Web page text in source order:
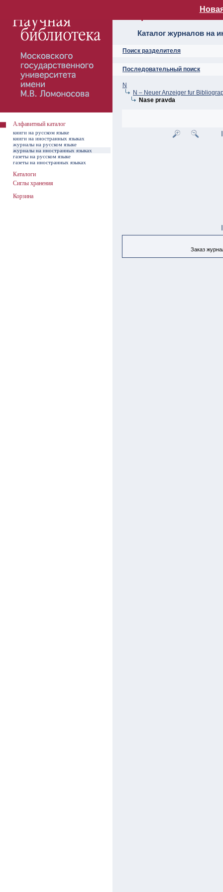
Алфавитный
Каталог журналов на
Поиск разделителя
Последовательный поиск
N
N – Neuer Anzeiger fur
Nase pravda
Заказ
Алфавитный каталог
книги на русском языке
книги на иностранных языках
журналы на русском языке
журналы на иностранных языках
газеты на русском языке
газеты на иностранных языках
Каталоги
Сиглы хранения
Корзина